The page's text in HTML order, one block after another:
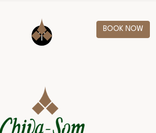
BOOK NOW